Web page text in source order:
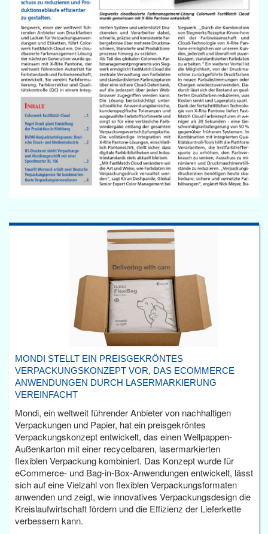
MONDI STELLT EIN PREISGEKRÖNTES
VERPACKUNGSKONZEPT VOR, DAS ECOMMERCE
ANWENDUNGEN DURCH LASERMARKIERUNG
VEREINFACHT
Mondi, ein weltweit führender Anbieter von nachhaltigen
Verpackungen und Papier, hat ein preisgekröntes
Verpackungskonzept entwickelt, das einen Wellpappen-
Außenkarton mit einer recycelbaren, lasermarkierten
flexiblen Verpackung kombiniert. Das Konzept wurde für
eCommerce- und Bag-in-Box-Anwendungen entwickelt, lässt
sich auf eine Vielzahl von flexiblen Verpackungsformaten
anwenden und zeigt, wie innovatives Verpackungsdesign die
Kreislaufwirtschaft fördern und die Effizienz der Lieferkette
verbessern kann.